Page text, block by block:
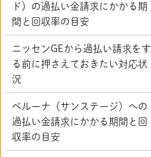
ド）の過払い金請求にかかる期
間と回収率の目安
ニッセンGEから過払い請求をす
る前に押さえておきたい対応状
況
ベルーナ（サンステージ）への
過払い金請求にかかる期間と回
収率の目安